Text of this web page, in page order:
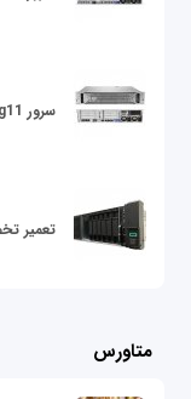
سرور dl380 g11
تعمیر
متاورس